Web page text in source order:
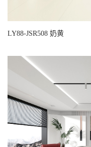
LY88-JSR508 奶黄